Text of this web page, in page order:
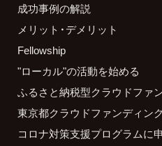
成功事例の解説
メリット・デメリット
Fellowship
"ローカル"の活動を始める
ふるさと納税型クラウドファ
東京都クラウドファンディン
コロナ対策支援プログラムに